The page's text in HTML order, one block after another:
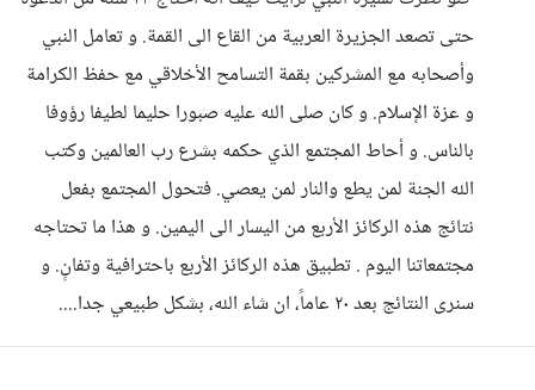
حتى تصعد الجزيرة العربية من القاع الى القمة. و تعامل النبي
وأصحابه مع المشركين بقمة التسامح الأخلاقي مع حفظ الكرامة
و عزة الإسلام. و كان صلى الله عليه صبورا حليما لطيفا رؤوفا
بالناس. و أحاط المجتمع الذي حكمه بشرع رب العالمين وكتب
الله الجنة لمن يطع والنار لمن يعصي. فتحول المجتمع بفعل
نتائج هذه الركائز الأربع من اليسار الى اليمين. و هذا ما تحتاجه
مجتمعاتنا اليوم . تطبيق هذه الركائز الأربع باحترافية وتفانٍ. و
سنرى النتائج بعد ٢٠ عاماً، ان شاء الله، بشكل طبيعي جدا....